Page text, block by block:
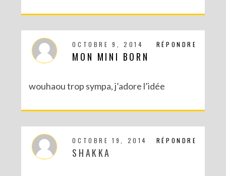
RÉPONDRE
OCTOBRE 9, 2014
MON MINI BORN
wouhaou trop sympa, j’adore l’idée
RÉPONDRE
OCTOBRE 19, 2014
SHAKKA